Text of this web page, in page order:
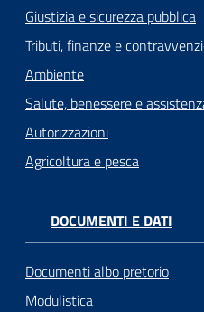
Giustizia e sicurezza pubblica
Tributi, finanze e
Ambiente
Salute, benessere e
Autorizzazioni
Agricoltura e pesca
DOCUMENTI E DATI
Documenti albo pretorio
Modulistica